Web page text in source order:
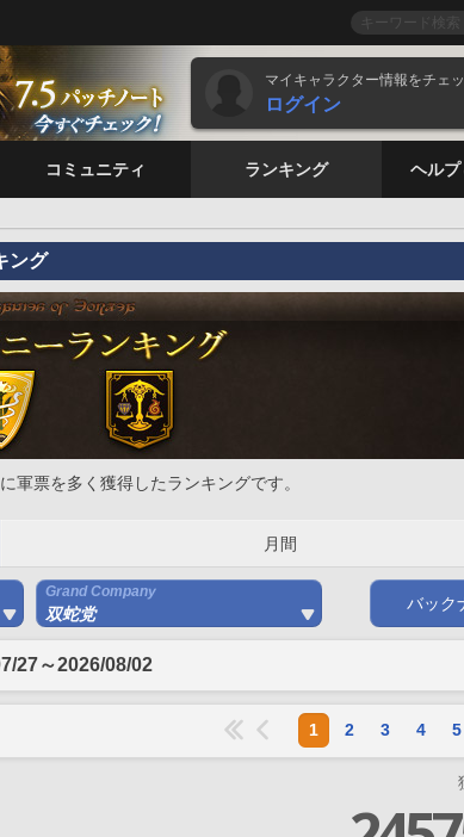
マイキャラクター情報をチェッ
ログイン
コミュニティ ランキング ヘルプ
ング
軍票を多く獲得したランキングです。
月間
Grand Company
双蛇党
バック
27～2026/08/02
1 2 3 4 5